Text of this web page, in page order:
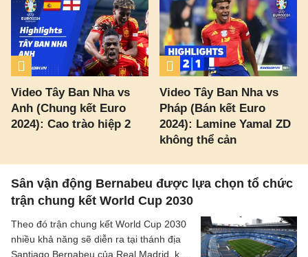
Video Tây Ban Nha vs
Anh (Chung kết Euro
2024): Cao trào hiệp 2
Video Tây Ban Nha vs
Pháp (Bán kết Euro
2024): Lamine Yamal ZD
không thể cản
Sân vận động Bernabeu được lựa chọn tổ chức
trận chung kết World Cup 2030
Theo đó trận chung kết World Cup 2030
nhiều khả năng sẽ diễn ra tại thánh địa
Santiago Bernabeu của Real Madrid, kết